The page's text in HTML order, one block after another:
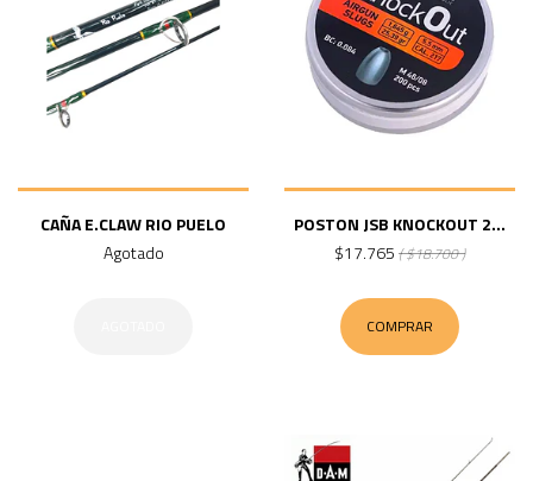
CAÑA E.CLAW RIO PUELO
Agotado
POSTON JSB KNOCKOUT 2...
$17.765 ( $18.700 )
COMPRAR